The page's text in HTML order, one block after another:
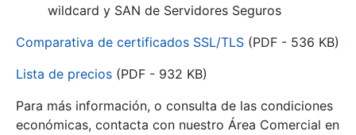
wildcard y SAN de Servidores Seguros
Comparativa de certificados SSL/TLS (PDF - 536 KB)
Lista de precios (PDF - 932 KB)
Para más información, o consulta de las condiciones
económicas, contacta con nuestro Área Comercial en